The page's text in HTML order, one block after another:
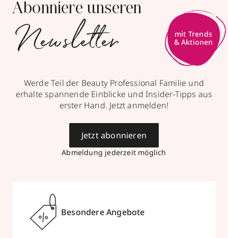
Abonniere unseren
Newsletter
mit Trends
& Aktionen
Werde Teil der Beauty Professional Familie und
erhalte spannende Einblicke und Insider-Tipps aus
erster Hand. Jetzt anmelden!
Abmeldung jederzeit möglich
Jetzt abonnieren
Besondere Angebote